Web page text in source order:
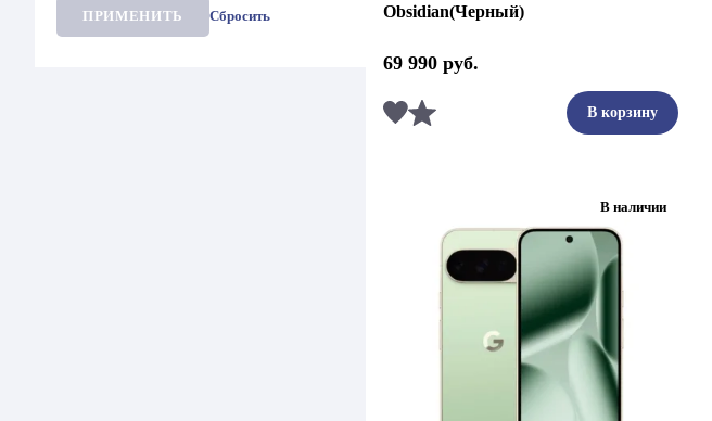
ПРИМЕНИТЬ Сбросить
Obsidian(Черный)
69 990 руб.
Сравнить В корзину
В наличии